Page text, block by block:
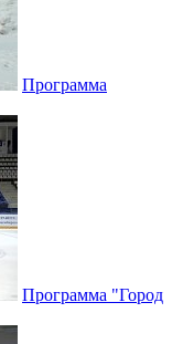
Программа
Программа "Город